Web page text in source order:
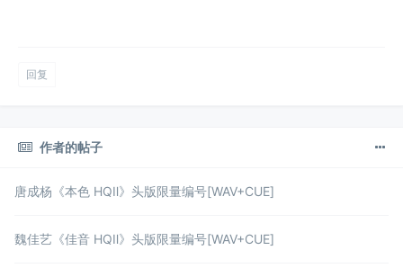
回复
作者的帖子
唐成杨《本色 HQⅡ》头版限量编号[WAV+CUE]
魏佳艺《佳音 HQⅡ》头版限量编号[WAV+CUE]